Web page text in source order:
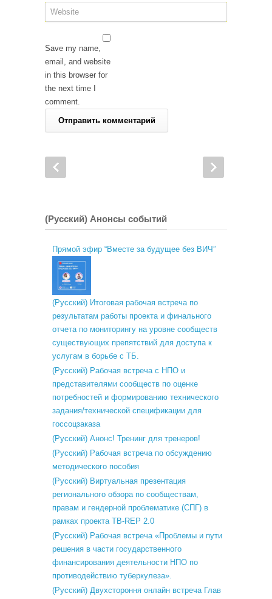
Save my name,
email, and website
in this browser for
the next time I
comment.
(Русский) Анонсы событий
Прямой эфир “Вместе за будущее без ВИЧ”
(Русский) Итоговая рабочая встреча по
результатам работы проекта и финального
отчета по мониторингу на уровне сообществ
существующих препятствий для доступа к
услугам в борьбе с ТБ.
(Русский) Рабочая встреча с НПО и
представителями сообществ по оценке
потребностей и формированию технического
задания/технической спецификации для
госсоцзаказа
(Русский) Анонс! Тренинг для тренеров!
(Русский) Рабочая встреча по обсуждению
методического пособия
(Русский) Виртуальная презентация
регионального обзора по сообществам,
правам и гендерной проблематике (СПГ) в
рамках проекта TB-REP 2.0
(Русский) Рабочая встреча «Проблемы и пути
решения в части государственного
финансирования деятельности НПО по
противодействию туберкулеза».
(Русский) Двухстороння онлайн встреча Глав